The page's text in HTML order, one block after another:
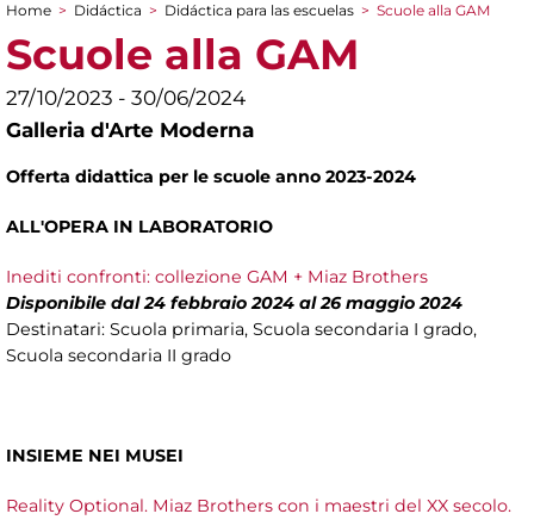
You are here
Home > Didáctica > Didáctica para las escuelas > Scuole alla GAM
Scuole alla GAM
27/10/2023 - 30/06/2024
Galleria d'Arte Moderna
Offerta didattica per le scuole anno 2023-2024
ALL'OPERA IN LABORATORIO
Inediti confronti: collezione GAM + Miaz Brothers
Disponibile dal 24 febbraio 2024 al 26 maggio 2024
Destinatari: Scuola primaria, Scuola secondaria I grado,
Scuola secondaria II grado
INSIEME NEI MUSEI
Reality Optional. Miaz Brothers con i maestri del XX secolo.